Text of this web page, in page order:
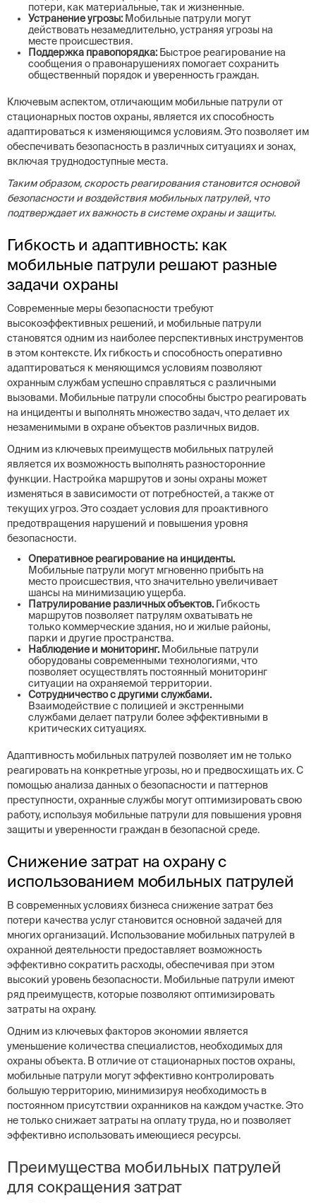
потери, как материальные, так и жизненные.
Устранение угрозы: Мобильные патрули могут
действовать незамедлительно, устраняя угрозы на
месте происшествия.
Поддержка правопорядка: Быстрое реагирование на
сообщения о правонарушениях помогает сохранить
общественный порядок и уверенность граждан.
Ключевым аспектом, отличающим мобильные патрули от
стационарных постов охраны, является их способность
адаптироваться к изменяющимся условиям. Это позволяет им
обеспечивать безопасность в различных ситуациях и зонах,
включая труднодоступные места.
Таким образом, скорость реагирования становится основой
безопасности и воздействия мобильных патрулей, что
подтверждает их важность в системе охраны и защиты.
Гибкость и адаптивность: как
мобильные патрули решают разные
задачи охраны
Современные меры безопасности требуют
высокоэффективных решений, и мобильные патрули
становятся одним из наиболее перспективных инструментов
в этом контексте. Их гибкость и способность оперативно
адаптироваться к меняющимся условиям позволяют
охранным службам успешно справляться с различными
вызовами. Мобильные патрули способны быстро реагировать
на инциденты и выполнять множество задач, что делает их
незаменимыми в охране объектов различных видов.
Одним из ключевых преимуществ мобильных патрулей
является их возможность выполнять разносторонние
функции. Настройка маршрутов и зоны охраны может
изменяться в зависимости от потребностей, а также от
текущих угроз. Это создает условия для проактивного
предотвращения нарушений и повышения уровня
безопасности.
Оперативное реагирование на инциденты.
Мобильные патрули могут мгновенно прибыть на
место происшествия, что значительно увеличивает
шансы на минимизацию ущерба.
Патрулирование различных объектов. Гибкость
маршрутов позволяет патрулям охватывать не
только коммерческие здания, но и жилые районы,
парки и другие пространства.
Наблюдение и мониторинг. Мобильные патрули
оборудованы современными технологиями, что
позволяет осуществлять постоянный мониторинг
ситуации на охраняемой территории.
Сотрудничество с другими службами.
Взаимодействие с полицией и экстренными
службами делает патрули более эффективными в
критических ситуациях.
Адаптивность мобильных патрулей позволяет им не только
реагировать на конкретные угрозы, но и предвосхищать их. С
помощью анализа данных о безопасности и паттернов
преступности, охранные службы могут оптимизировать свою
работу, используя мобильные патрули для повышения уровня
защиты и уверенности граждан в безопасной среде.
Снижение затрат на охрану с
использованием мобильных патрулей
В современных условиях бизнеса снижение затрат без
потери качества услуг становится основной задачей для
многих организаций. Использование мобильных патрулей в
охранной деятельности предоставляет возможность
эффективно сократить расходы, обеспечивая при этом
высокий уровень безопасности. Мобильные патрули имеют
ряд преимуществ, которые позволяют оптимизировать
затраты на охрану.
Одним из ключевых факторов экономии является
уменьшение количества специалистов, необходимых для
охраны объекта. В отличие от стационарных постов охраны,
мобильные патрули могут эффективно контролировать
большую территорию, минимизируя необходимость в
постоянном присутствии охранников на каждом участке. Это
не только снижает затраты на оплату труда, но и позволяет
эффективно использовать имеющиеся ресурсы.
Преимущества мобильных патрулей
для сокращения затрат